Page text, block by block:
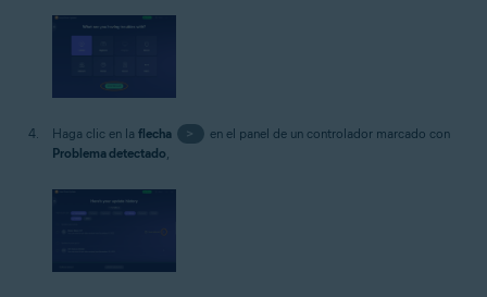
Haga clic en la flecha >
en el panel de un controlador marcado con
Problema detectado